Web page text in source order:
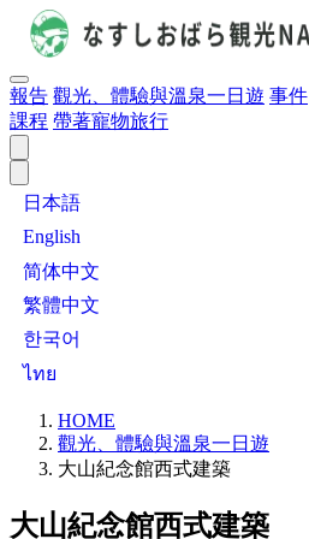
報告 觀光、體驗與溫泉一日遊 事件
課程 帶著寵物旅行
日本語
English
简体中文
繁體中文
한국어
ไทย
HOME
觀光、體驗與溫泉一日遊
大山紀念館西式建築
大山紀念館西式建築